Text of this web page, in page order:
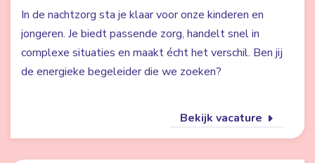
In de nachtzorg sta je klaar voor onze kinderen en
jongeren. Je biedt passende zorg, handelt snel in
complexe situaties en maakt écht het verschil. Ben jij
de energieke begeleider die we zoeken?
Bekijk vacature